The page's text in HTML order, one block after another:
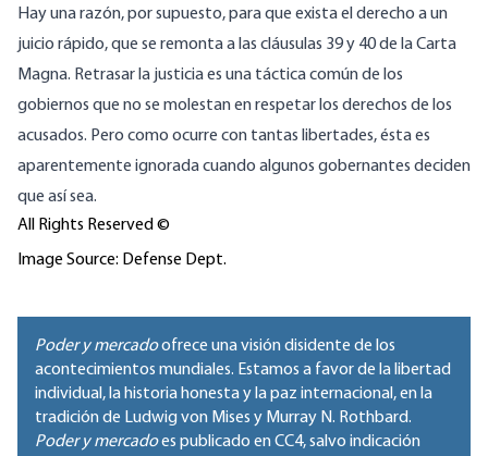
Hay una razón, por supuesto, para que exista el derecho a un
juicio rápido, que se remontaa las cláusulas 39 y 40 de la Carta
Magna. Retrasar la justicia es una táctica común de los
gobiernos que no se molestan en respetar los derechos de los
acusados. Pero como ocurre con tantas libertades, ésta es
aparentemente ignorada cuando algunos gobernantes deciden
que así sea.
All Rights Reserved ©
Image Source: Defense Dept.
Poder y mercadoofrece una visión disidente de los
acontecimientos mundiales. Estamos a favor de la libertad
individual, la historia honesta y la paz internacional, en la
tradición de Ludwig von Mises y Murray N. Rothbard.
Poder y mercadoes publicado enCC4, salvo indicación